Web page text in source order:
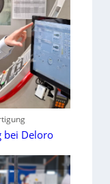
bei Deloro